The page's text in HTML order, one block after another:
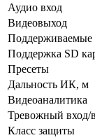
Аудио вход
Видеовыход
Поддерживаемые
Поддержка SD
Пресеты
Дальность ИК, м
Видеоаналитика
Тревожный вход/
Класс защиты